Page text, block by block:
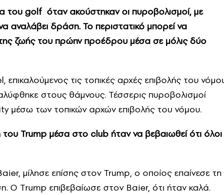
του golf όταν ακούστηκαν οι πυροβολισμοί, με
δράση. Το περιστατικό μπορεί να
ζωής του πρώην προέδρου μέσα σε μόλις δύο
τις τοπικές αρχές επιβολής του
στους θάμνους. Τέσσερις πυροβολισμοί
μέσω των τοπικών αρχών επιβολής του νόμου.
Trump μέσα στο club ήταν να βεβαιωθεί ότι όλοι
μίλησε επίσης στον Trump, ο οποίος επαίνεσε τη
Ο Τrump επιβεβαίωσε στον Baier, ότι ήταν καλά.